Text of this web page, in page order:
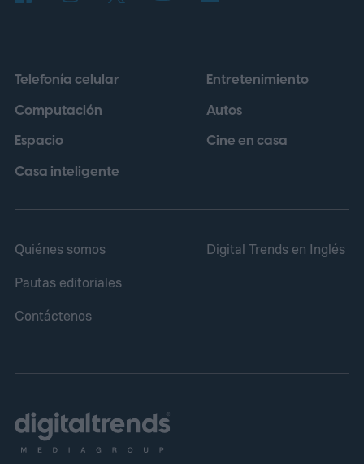
Telefonía celular
Computación
Espacio
Casa inteligente
Entretenimiento
Autos
Cine en casa
Quiénes somos
Pautas editoriales
Contáctenos
Digital Trends en Inglés